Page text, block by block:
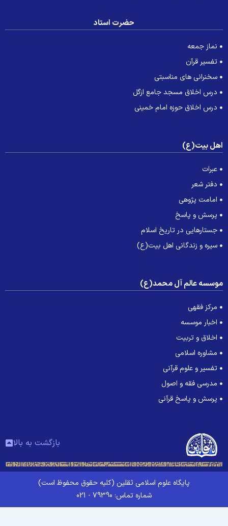
حضرت استاد
نماز جمعه
تفسیر قرآن
سخنرانی های مناسبتی
درس اخلاق مسجد جامع ازگل
درس اخلاق حوزه امام خمینی
بیت(ع)
عبرات
دفتر شعر
امامت پژوهی
پرسش و پاسخ
جستارهایی در تاریخ اسلام
سیره و زندگانی اهل بیت(ع)
عالم آل محمد(ع)
مرکز فقهی
اخبار موسسه
اخلاق و تربیت
مشاوره اسلامی
تفسیر و علوم قرآنی
مدرسی فقه و اصول
پرسش و پاسخ قرآنی
بازگشت به بالا
پایگاه علوم اسلامی ثقلین (کلیه حقوق محفوظ است)
شماره تماس: 79390 - 021